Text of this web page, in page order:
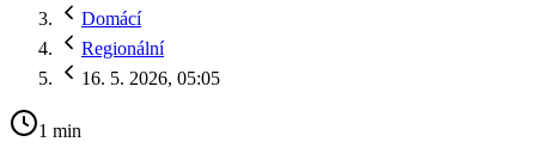
Domácí
Regionální
16. 5. 2026, 05:05
1 min